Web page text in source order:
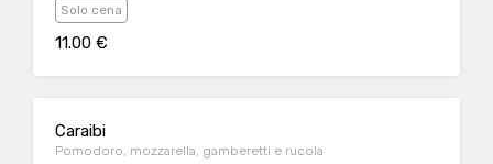
Solo cena
11.00 €
Caraibi
Pomodoro, mozzarella, gamberetti e rucola